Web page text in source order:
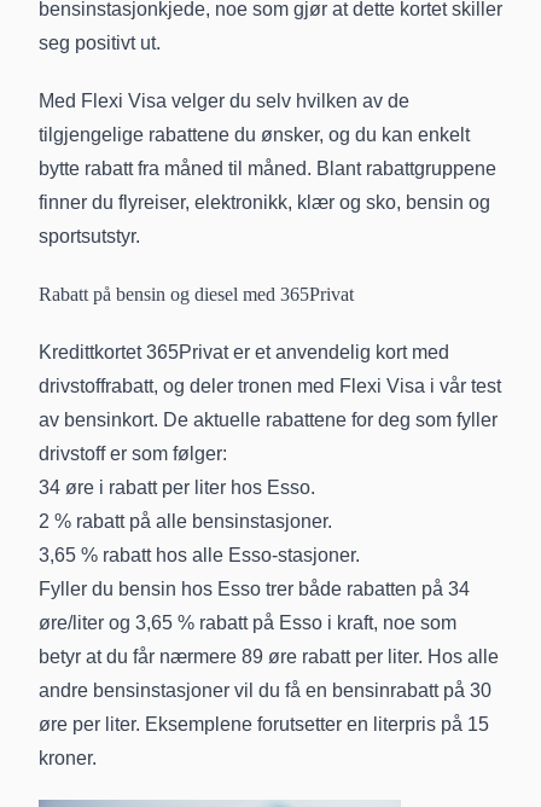
bensinstasjonkjede, noe som gjør at dette kortet skiller
seg positivt ut.
Med Flexi Visa velger du selv hvilken av de
tilgjengelige rabattene du ønsker, og du kan enkelt
bytte rabatt fra måned til måned. Blant rabattgruppene
finner du flyreiser, elektronikk, klær og sko, bensin og
sportsutstyr.
Rabatt på bensin og diesel med 365Privat
Kredittkortet 365Privat er et anvendelig kort med
drivstoffrabatt, og deler tronen med Flexi Visa i vår test
av bensinkort. De aktuelle rabattene for deg som fyller
drivstoff er som følger:
34 øre i rabatt per liter hos Esso.
2 % rabatt på alle bensinstasjoner.
3,65 % rabatt hos alle Esso-stasjoner.
Fyller du bensin hos Esso trer både rabatten på 34
øre/liter og 3,65 % rabatt på Esso i kraft, noe som
betyr at du får nærmere 89 øre rabatt per liter. Hos alle
andre bensinstasjoner vil du få en bensinrabatt på 30
øre per liter. Eksemplene forutsetter en literpris på 15
kroner.